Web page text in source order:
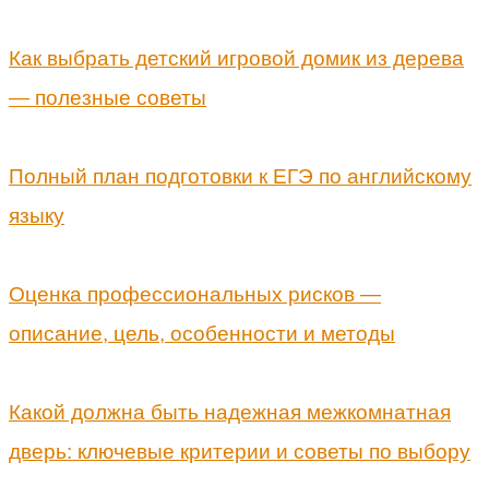
Как выбрать детский игровой домик из дерева
— полезные советы
Полный план подготовки к ЕГЭ по английскому
языку
Оценка профессиональных рисков —
описание, цель, особенности и методы
Какой должна быть надежная межкомнатная
дверь: ключевые критерии и советы по выбору